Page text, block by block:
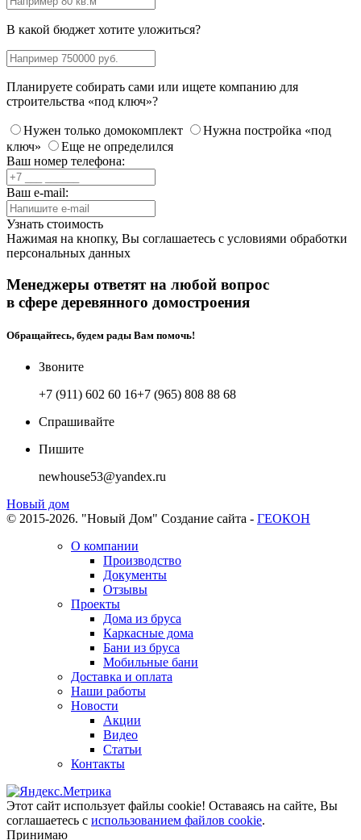
В какой бюджет хотите уложиться?
Планируете собирать сами или ищете компанию для
строительства «под ключ»?
Нужен только домокомплект
Нужна постройка «под
ключ»
Еще не определился
Ваш номер телефона:
Ваш e-mail:
Узнать стоимость
Нажимая на кнопку, Вы соглашаетесь с условиями обработки
персональных данных
Менеджеры ответят на любой вопрос
в сфере деревянного домостроения
Обращайтесь, будем рады Вам помочь!
Звоните
+7 (911) 602 60 16+7 (965) 808 88 68
Спрашивайте
Пишите
newhouse53@yandex.ru
Новый дом
© 2015-2026. "Новый Дом" Создание сайта - ГЕОКОН
О компании
Производство
Документы
Отзывы
Проекты
Дома из бруса
Каркасные дома
Бани из бруса
Мобильные бани
Доставка и оплата
Наши работы
Новости
Акции
Видео
Статьи
Контакты
Этот сайт использует файлы cookie! Оставаясь на сайте, Вы
соглашаетесь с использованием файлов cookie.
Принимаю